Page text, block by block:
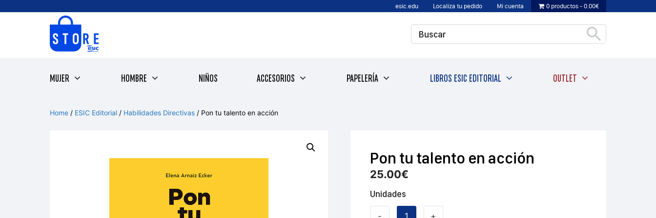
esic.edu Localiza tu pedido Mi cuenta 0 productos 0.00€
MUJER HOMBRE NIÑOS ACCESORIOS PAPELERÍA LIBROS ESIC EDITORIAL OUTLET
Home / ESIC Editorial / Habilidades Directivas / Pon tu talento en acción
Pon tu talento en acción
25.00€
Unidades
- +